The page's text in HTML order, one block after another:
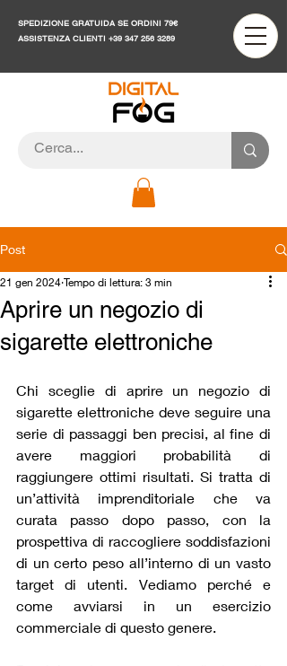
SPEDIZIONE GRATUIDA SE ORDINI 79€
ASSISTENZA CLIENTI +39 347 256 3289
Post
Aprire un negozio di
sigarette elettroniche
21 gen 2024 Tempo di lettura: 3 min
Chi sceglie di aprire un negozio di
sigarette elettroniche deve seguire una
serie di passaggi ben precisi, al fine di
avere maggiori probabilità di
raggiungere ottimi risultati. Si tratta di
un’attività imprenditoriale che va
curata passo dopo passo, con la
prospettiva di raccogliere soddisfazioni
di un certo peso all’interno di un vasto
target di utenti. Vediamo perché e
come avviarsi in un esercizio
commerciale di questo genere.